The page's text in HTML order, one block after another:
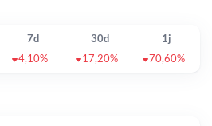
7d 30d
1j
4,10% 17,20% 70,60%